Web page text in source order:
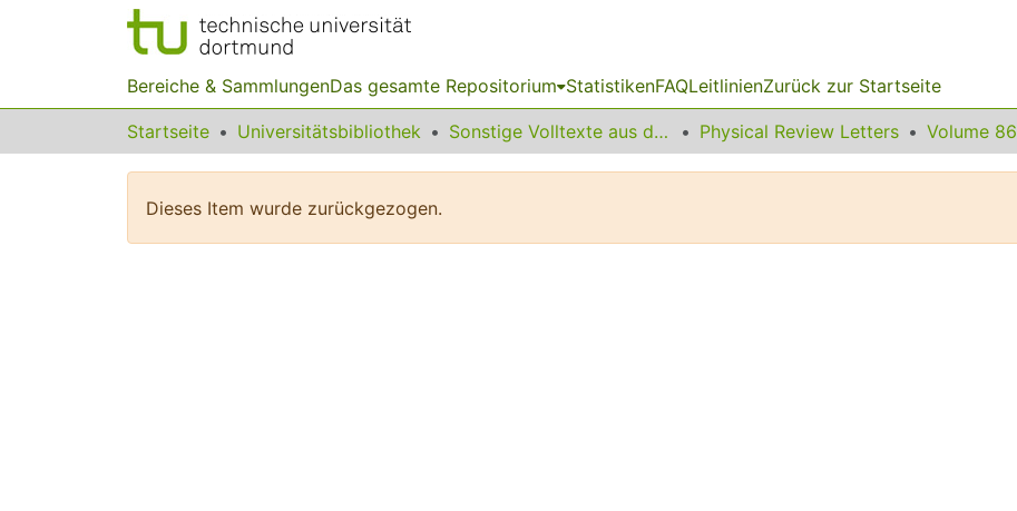
Bereiche & SammlungenDas gesamte Repositorium StatistikenFAQLeitlinienZurück zur Startseite
Startseite Universitätsbibliothek Sonstige Volltexte aus dem Bibliotheksangebot Physical Review Letters Volume 86
Dieses Item wurde zurückgezogen.